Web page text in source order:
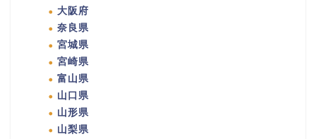
大阪府
奈良県
宮城県
宮崎県
富山県
山口県
山形県
山梨県